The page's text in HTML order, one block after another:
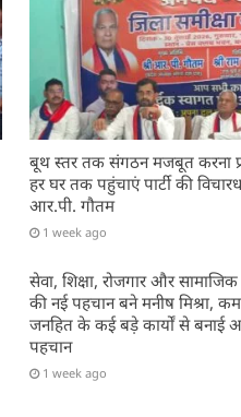
बूथ स्तर तक संगठन मजबूत करना
हर घर तक पहुंचाएं पार्टी की
आर.पी. गौतम
1 week ago
सेवा, शिक्षा, रोजगार और सामाजिक
की नई पहचान बने मनीष मिश्रा,
जनहित के कई बड़े कार्यों से बनाई
पहचान
1 week ago